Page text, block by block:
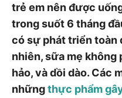
trẻ em nên được
trong suốt 6 tháng
có sự phát triển toàn
nhiên, sữa mẹ không
hảo, và dồi dào. Các
nhữngthực phẩm